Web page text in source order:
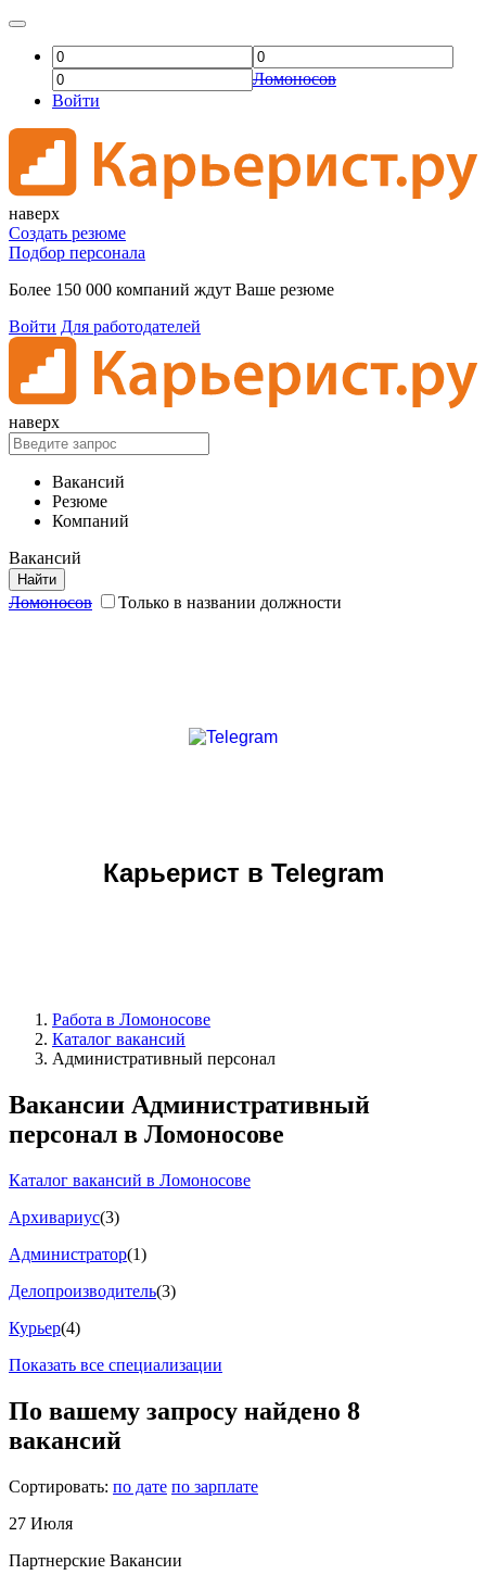
Ломоносов
Войти
наверх
Создать резюме
Подбор персонала
Более 150 000 компаний ждут Ваше резюме
Войти Для работодателей
наверх
Вакансий
Резюме
Компаний
Вакансий
Найти
Ломоносов Только в названии должности
Карьерист в Telegram
Работа в Ломоносове
Каталог вакансий
Административный персонал
Вакансии Административный
персонал в Ломоносове
Каталог вакансий в Ломоносове
Архивариус(3)
Администратор(1)
Делопроизводитель(3)
Курьер(4)
Показать все специализации
По вашему запросу найдено 8
вакансий
Сортировать: по дате по зарплате
27 Июля
Партнерские Вакансии